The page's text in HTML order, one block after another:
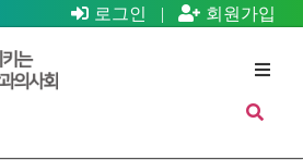
로그인 | 회원가입